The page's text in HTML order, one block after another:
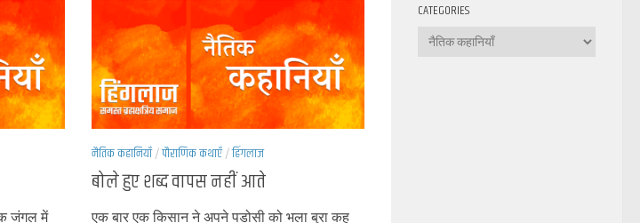
जंगल में
नैतिक कहानियाँ/पौराणिक कथाएँ/हिंगलाज
बोले हुए शब्द वापस नहीं आते
एक बार एक किसान ने अपने पडोसी को भला बुरा कह
CATEGORIES
Categories